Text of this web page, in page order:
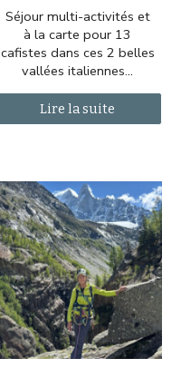
Séjour multi-activités et
à la carte pour 13
cafistes dans ces 2 belles
vallées italiennes...
Lire la suite